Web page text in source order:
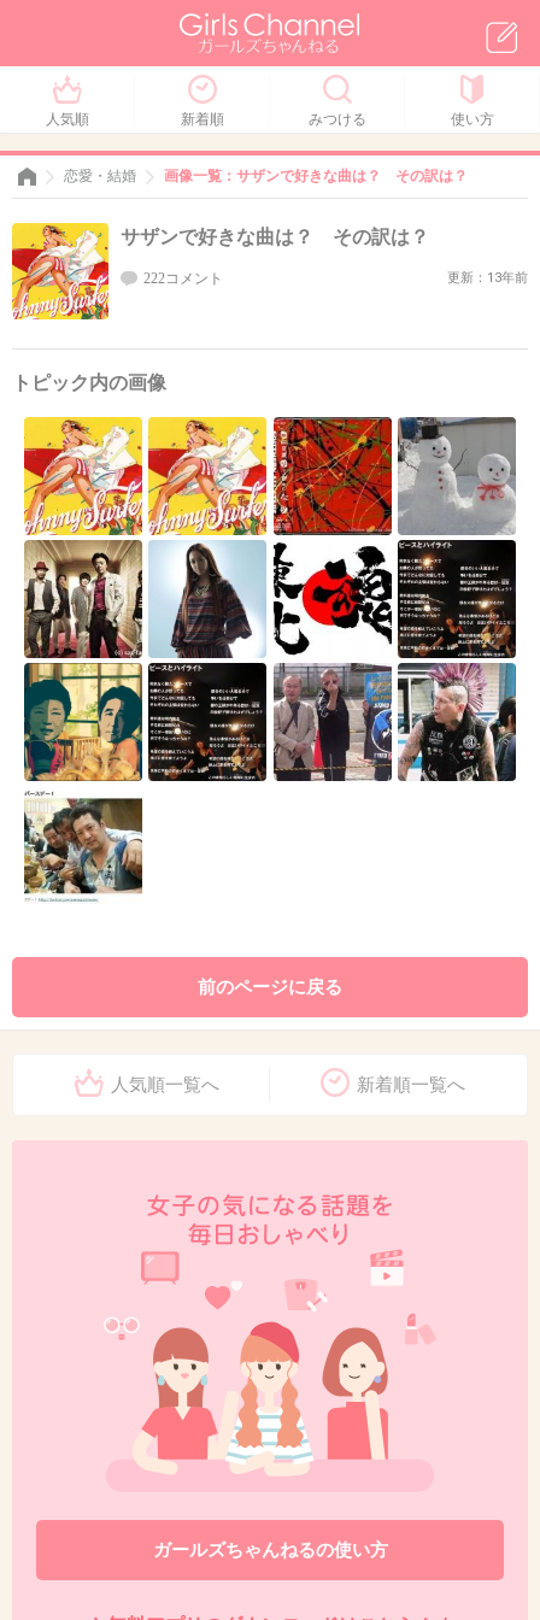
人気順 新着順 みつける 使い方
恋愛・結婚 画像一覧：サザンで好きな曲は？ その訳は？
サザンで好きな曲は？ その訳は？
222コメント 更新：13年前
トピック内の画像
前のページに戻る
人気順一覧へ 新着順一覧へ
ガールズちゃんねるの使い方